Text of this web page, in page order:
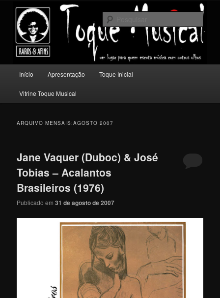
conteúdo
principal
conteúdo
secundário
Toque Musical
Um lugar para quem escuta música com outros olhos.
principal
Início Apresentação Toque Inicial
Vitrine Toque Musical
ARQUIVO MENSAIS:AGOSTO 2007
Jane Vaquer (Duboc) & José
Tobias – Acalantos
Brasileiros (1976)
Publicado em31 de agosto de 2007